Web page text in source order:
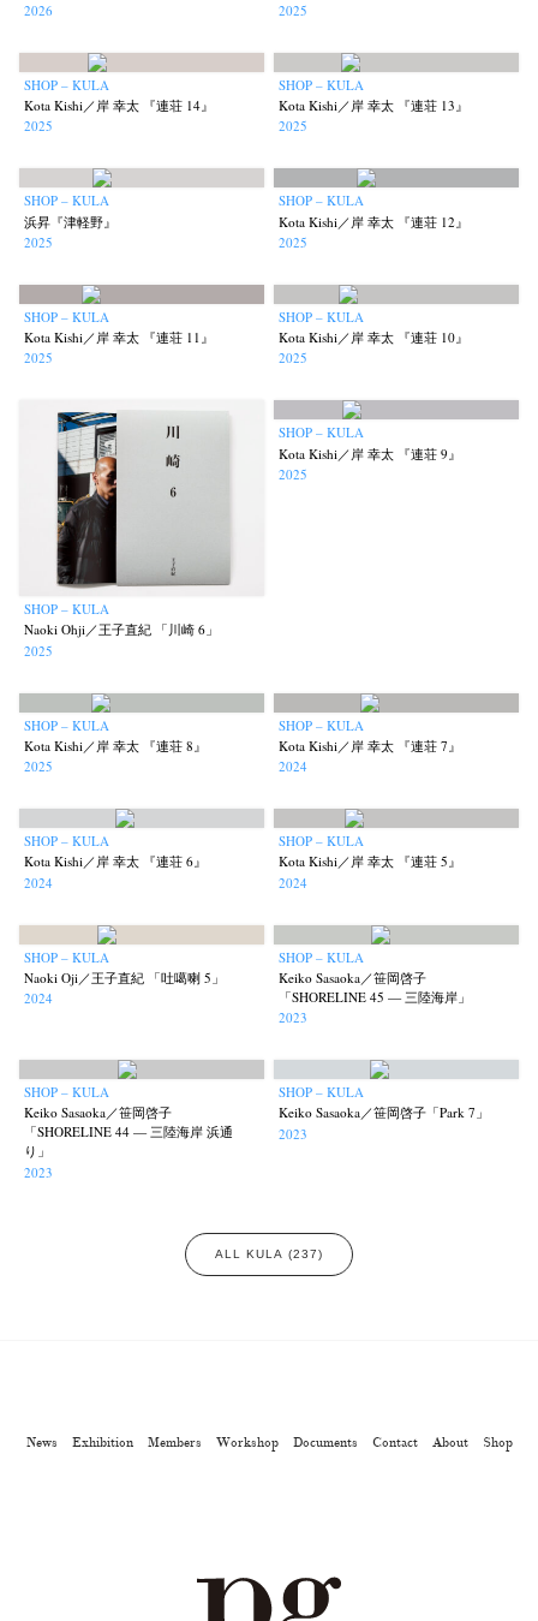
2026
2025
SHOP – KULA
Kota Kishi／岸 幸太 『連荘 14』
2025
SHOP – KULA
Kota Kishi／岸 幸太 『連荘 13』
2025
SHOP – KULA
浜昇『津軽野』
2025
SHOP – KULA
Kota Kishi／岸 幸太 『連荘 12』
2025
SHOP – KULA
Kota Kishi／岸 幸太 『連荘 11』
2025
SHOP – KULA
Kota Kishi／岸 幸太 『連荘 10』
2025
SHOP – KULA
Naoki Ohji／王子直紀 「川崎 6」
2025
SHOP – KULA
Kota Kishi／岸 幸太 『連荘 9』
2025
SHOP – KULA
Kota Kishi／岸 幸太 『連荘 8』
2025
SHOP – KULA
Kota Kishi／岸 幸太 『連荘 7』
2024
SHOP – KULA
Kota Kishi／岸 幸太 『連荘 6』
2024
SHOP – KULA
Kota Kishi／岸 幸太 『連荘 5』
2024
SHOP – KULA
Naoki Oji／王子直紀 「吐噶喇 5」
2024
SHOP – KULA
Keiko Sasaoka／笹岡啓子
「SHORELINE 45 — 三陸海岸」
2023
SHOP – KULA
Keiko Sasaoka／笹岡啓子
「SHORELINE 44 — 三陸海岸 浜通
り」
2023
SHOP – KULA
Keiko Sasaoka／笹岡啓子「Park 7」
2023
ALL KULA (237)
News Exhibition Members Workshop Documents Contact About Shop